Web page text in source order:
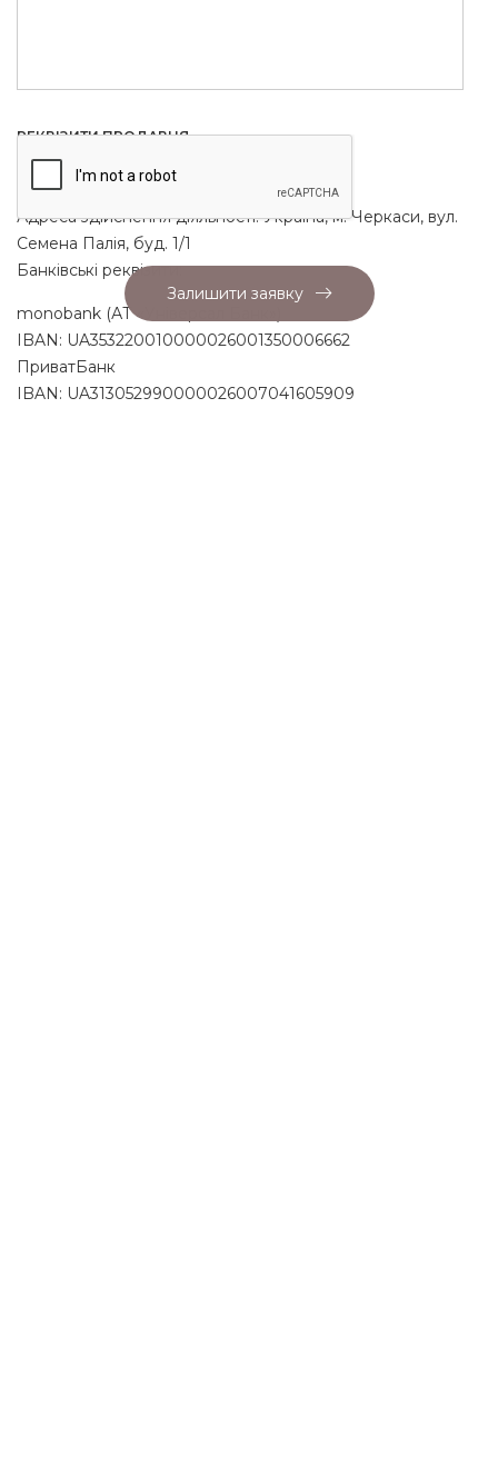
РЕКВІЗИТИ ПРОДАВЦЯ
ФОП: Чурчін Максим Анатолійович
РНОКПП (ІПН): 3087821690
Адреса здійснення діяльності: Україна, м. Черкаси, вул.
Семена Палія, буд. 1/1
Банківські реквізити:
monobank (АТ «Універсал Банк»)
IBAN: UA353220010000026001350006662
ПриватБанк
IBAN: UA313052990000026007041605909
Залишити заявку